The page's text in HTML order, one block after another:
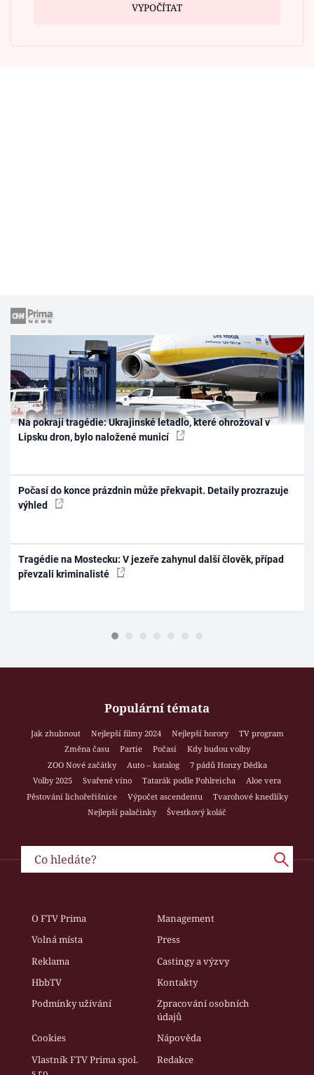
VYPOČÍTAT
Na pokraji tragédie: Ukrajinské letadlo, které ohrožoval v
Lipsku dron, bylo naložené municí
Počasí do konce prázdnin může překvapit. Detaily prozrazuje
výhled
Tragédie na Mostecku: V jezeře zahynul další člověk, případ
převzali kriminalisté
Populární témata
Jak zhubnout Nejlepší filmy 2024 Nejlepší horory
TV program
Změna času
Partie Počasí
Kdy budou volby
ZOO Nové začátky
Auto – katalog
7 pádů Honzy Dědka
Volby 2025
Svařené víno Tatarák podle Pohlreicha
Aloe vera
Pěstování lichořeřišnice
Výpočet ascendentu
Tvarohové knedlíky
Nejlepší palačinky
Švestkový koláč
O FTV Prima
Management
Volná místa
Press
Reklama
Castingy a výzvy
HbbTV
Kontakty
Podmínky užívání
Zpracování osobních
údajů
Cookies
Nápověda
Vlastník FTV Prima spol.
Redakce